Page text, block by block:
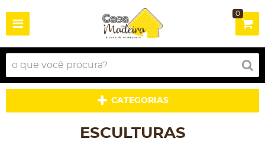
0
CATEGORIAS
ESCULTURAS